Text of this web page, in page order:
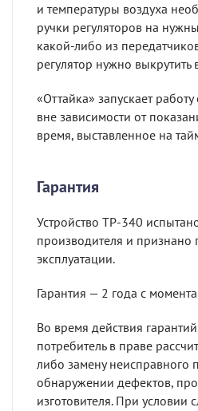
и температуры воздуха
ручки регуляторов на
какой-либо из передатчиков
регулятор нужно
«Оттайка» запускает
вне зависимости от
время, выставленное на
Гарантия
Устройство ТР-340
производителя и
эксплуатации.
Гарантия — 2 года с
Во время действия
потребитель в праве
либо замену неисправного
обнаружении дефектов,
изготовителя. При условии